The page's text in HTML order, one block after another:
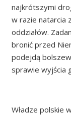
najkrótszymi
w razie natarcia
oddziałów.
bronić przed
podejdą
sprawie wyjścia
Władze polskie